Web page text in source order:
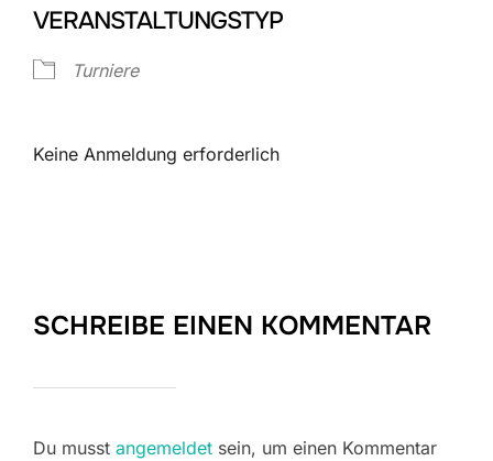
VERANSTALTUNGSTYP
Turniere
Keine Anmeldung erforderlich
SCHREIBE EINEN KOMMENTAR
Du musst angemeldet sein, um einen Kommentar